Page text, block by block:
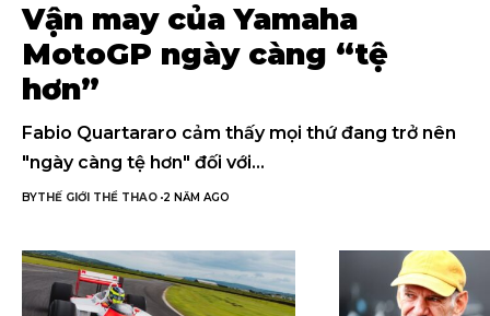
Vận may của Yamaha
MotoGP ngày càng “tệ
hơn”
Fabio Quartararo cảm thấy mọi thứ đang trở nên
"ngày càng tệ hơn" đối với…
BYTHẾ GIỚI THỂ THAO 2 NĂM AGO